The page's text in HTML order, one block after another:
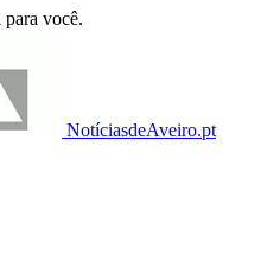
para você.
NotíciasdeAveiro.pt